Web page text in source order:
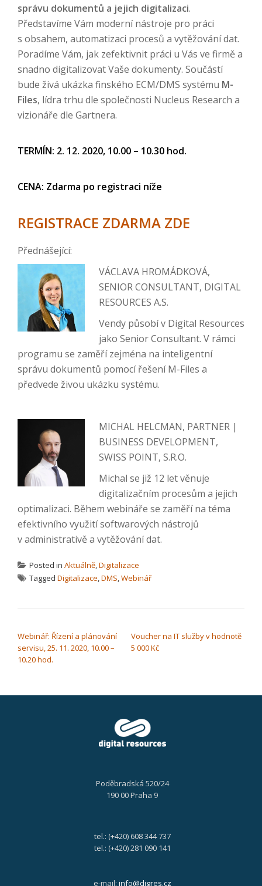
správu dokumentů a jejich digitalizaci.
Představíme Vám moderní nástroje pro práci
s obsahem, automatizaci procesů a vytěžování dat.
Poradíme Vám, jak zefektivnit práci u Vás ve firmě a
snadno digitalizovat Vaše dokumenty. Součástí
bude živá ukázka finského ECM/DMS systému M-
Files, lídra trhu dle společnosti Nucleus Research a
vizionáře dle Gartnera.
TERMÍN: 2. 12. 2020, 10.00 – 10.30 hod.
CENA: Zdarma po registraci níže
REGISTRACE ZDARMA ZDE
Přednášející:
VÁCLAVA HROMÁDKOVÁ,
SENIOR CONSULTANT, DIGITAL
RESOURCES A.S.
Vendy působí v Digital Resources
jako Senior Consultant. V rámci
programu se zaměří zejména na inteligentní
správu dokumentů pomocí řešení M-Files a
předvede živou ukázku systému.
MICHAL HELCMAN, PARTNER |
BUSINESS DEVELOPMENT,
SWISS POINT, S.R.O.
Michal se již 12 let věnuje
digitalizačním procesům a jejich
optimalizaci. Během webináře se zaměří na téma
efektivního využití softwarových nástrojů
v administrativě a vytěžování dat.
Posted in Aktuálně,Digitalizace
Tagged Digitalizace,DMS,Webinář
Webinář: Řízení a plánování
servisu, 25. 11. 2020, 10.00 –
10.20 hod.
Voucher na IT služby v hodnotě
5 000 Kč
Poděbradská 520/24
190 00 Praha 9
tel.: (+420) 608 344 737
tel.: (+420) 281 090 141
e-mail: info@digres.cz